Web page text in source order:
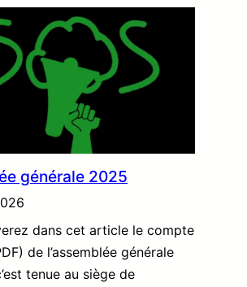
générale 2025
dans cet article le compte
de l’assemblée générale
tenue au siège de